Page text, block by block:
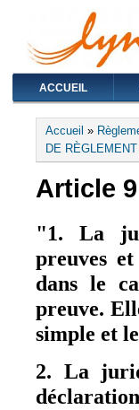
ACCUEIL
Vous êtes
Accueil »
DE
Article
"1.La
preuves
dans le
preuve.
simple et
2. La